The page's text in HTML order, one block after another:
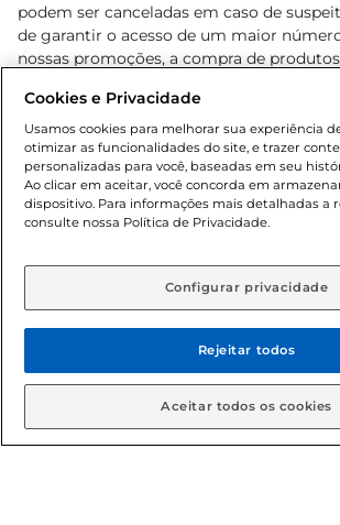
podem ser canceladas em caso de
de garantir o acesso de um maior
nossas promoções, a compra de
cliente. Os preços, ofertas e condições
o e-commerce e válidos durante o dia de
sofrer alterações sem prévia notificação.
de bebidas alcoólicas para menores de
Lei n.º 8069/90, art. 81, inciso II (Estatuto
Adolescente). Preços e condições
aviso prévio. O valor mínimo para as
© 2026 Copyright. Todos os
reservados Gbarbosa.
Cookies e Privacidade
Usamos cookies para melhorar sua experiência
otimizar as funcionalidades do site, e trazer
personalizadas para você, baseadas em seu
Ao clicar em aceitar, você concorda em
dispositivo. Para informações mais detalhadas a
consulte nossa Política de Privacidade.
Configurar privacidade
Rejeitar todos
Aceitar todos os cookies